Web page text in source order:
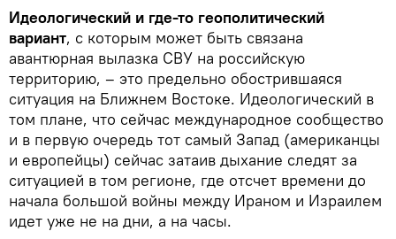
Идеологический и где-то геополитический
вариант, с которым может быть связана
авантюрная вылазка СВУ на российскую
территорию, – это предельно обострившаяся
ситуация на Ближнем Востоке. Идеологический в
том плане, что сейчас международное сообщество
и в первую очередь тот самый Запад (американцы
и европейцы) сейчас затаив дыхание следят за
ситуацией в том регионе, где отсчет времени до
начала большой войны между Ираном и Израилем
идет уже не на дни, а на часы.